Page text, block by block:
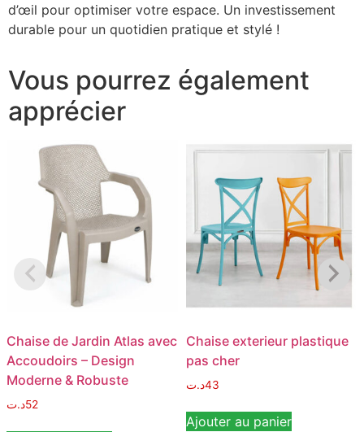
d’œil pour optimiser votre espace. Un investissement
durable pour un quotidien pratique et stylé !
Vous pourrez également
apprécier
Chaise de Jardin Atlas avec
Accoudoirs – Design
Moderne & Robuste
52د.ت
Chaise exterieur plastique
pas cher
43د.ت
Ajouter au panier